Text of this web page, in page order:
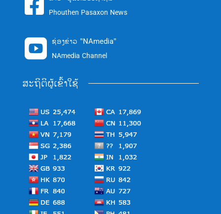
 Phouthen Pasaxon News
 ຊ່ອງຂ່າວ "NAmedia"
NAmedia Channel
ສະຖິຕິຜູ້ເຂົ້າໃຊ້